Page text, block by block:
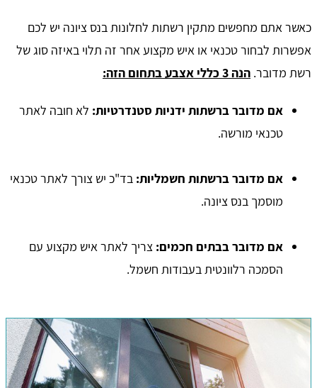
כאשר אתם מחפשים מתקין רשתות לחלונות בנס ציונה יש לכם
אפשרות לבחור טכנאי או איש מקצוע אחר זה תלוי באיזה סוג של
רשת מדובר. הנה 3 כללי אצבע בתחום הזה:
אם מדובר ברשתות ידניות סטנדרטיות: לא חובה לאתר
טכנאי מורשה.
אם מדובר ברשתות חשמליות: בד"כ יש צורך לאתר טכנאי
מוסמך בנס ציונה.
אם מדובר בבתים חכמים: צריך לאתר איש מקצוע עם
הסמכה רלוונטית בעבודות חשמל.